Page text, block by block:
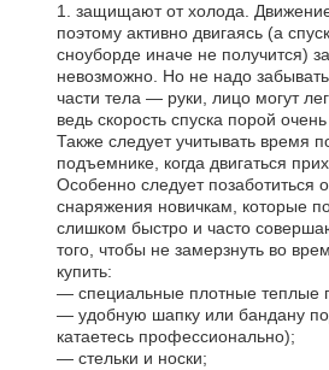
1. защищают от холода.
поэтому активно двигаясь (а
сноуборде иначе не получится)
невозможно. Но не надо
части тела — руки, лицо могут
ведь скорость спуска порой
Также следует учитывать время
подъемнике, когда двигаться
Особенно следует позаботиться
снаряжения новичкам, которые
слишком быстро и часто
того, чтобы не замерзнуть во
купить:
— специальные плотные теплые
— удобную шапку или бандану
катаетесь профессионально);
— стельки и носки;